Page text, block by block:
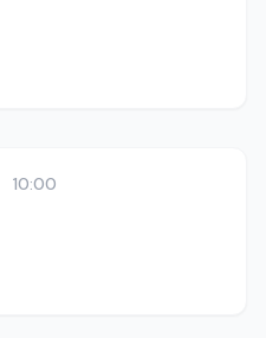
10:00